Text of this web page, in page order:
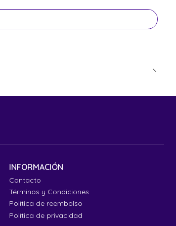
INFORMACIÓN
Contacto
Términos y Condiciones
Política de reembolso
Política de privacidad